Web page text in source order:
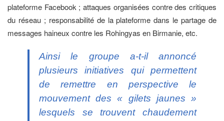
plateforme Facebook ; attaques organisées contre des critiques
du réseau ; responsabilité de la plateforme dans le partage de
messages haineux contre les Rohingyas en Birmanie, etc.
Ainsi le groupe a-t-il annoncé
plusieurs initiatives qui permettent
de remettre en perspective le
mouvement des « gilets jaunes »
lesquels se trouvent chaudement